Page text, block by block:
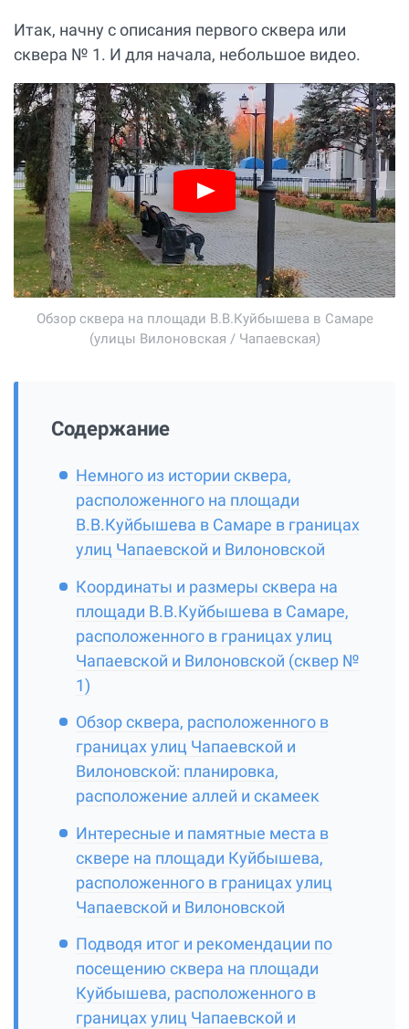
Итак, начну с описания первого сквера или
сквера № 1. И для начала, небольшое видео.
Обзор сквера на площади В.В.Куйбышева в Самаре
(улицы Вилоновская / Чапаевская)
Содержание
Немного из истории сквера,
расположенного на площади
В.В.Куйбышева в Самаре в границах
улиц Чапаевской и Вилоновской
Координаты и размеры сквера на
площади В.В.Куйбышева в Самаре,
расположенного в границах улиц
Чапаевской и Вилоновской (сквер №
1)
Обзор сквера, расположенного в
границах улиц Чапаевской и
Вилоновской: планировка,
расположение аллей и скамеек
Интересные и памятные места в
сквере на площади Куйбышева,
расположенного в границах улиц
Чапаевской и Вилоновской
Подводя итог и рекомендации по
посещению сквера на площади
Куйбышева, расположенного в
границах улиц Чапаевской и